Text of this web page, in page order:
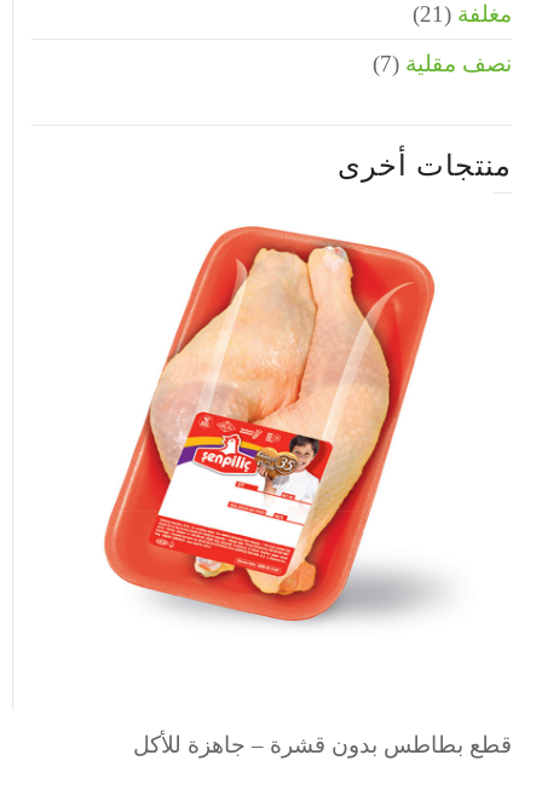
مغلفة (21)
نصف مقلية (7)
منتجات أخرى
أفخاذ دجاج كجمدة
قطع بطاطس بدون قشرة – جاهزة للأكل